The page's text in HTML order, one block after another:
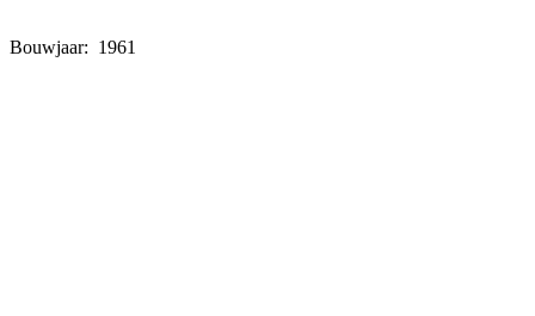
Bouwjaar: 1961